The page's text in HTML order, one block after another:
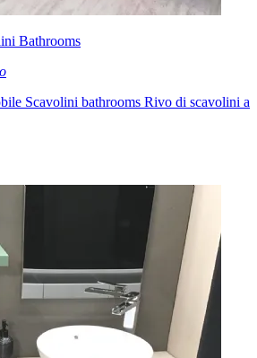
Bathrooms
Scavolini bathrooms Rivo di scavolini a